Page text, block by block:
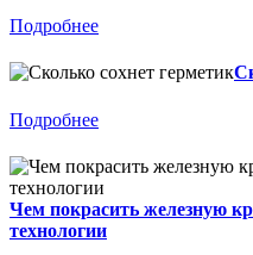
Подробнее
Подробнее
Чем покрасить железную
технологии